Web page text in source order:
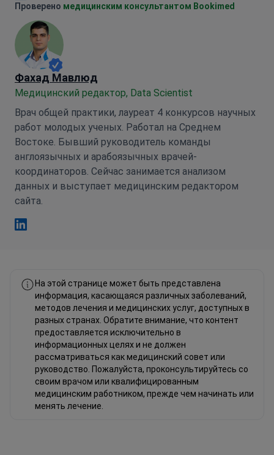
Анна Леонова Linkedin
Проверено медицинским консультантом Bookimed
Фахад Мавлюд
Медицинский редактор, Data Scientist
Врач общей практики, лауреат 4 конкурсов научных
работ молодых ученых. Работал на Среднем
Востоке. Бывший руководитель команды
англоязычных и арабоязычных врачей-
координаторов. Сейчас занимается анализом
данных и выступает медицинским редактором
сайта.
На этой странице может быть представлена
информация, касающаяся различных заболеваний,
методов лечения и медицинских услуг, доступных в
разных странах. Обратите внимание, что контент
предоставляется исключительно в
информационных целях и не должен
рассматриваться как медицинский совет или
руководство. Пожалуйста, проконсультируйтесь со
своим врачом или квалифицированным
медицинским работником, прежде чем начинать или
менять лечение.